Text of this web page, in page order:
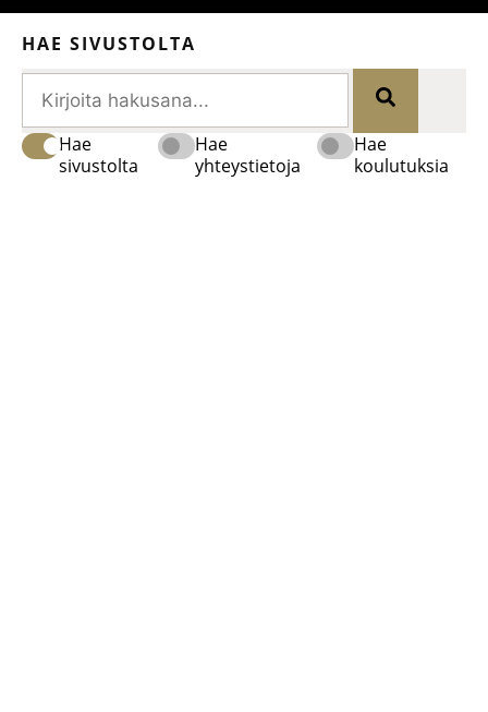
HAE SIVUSTOLTA
Hae
sivustolta
Hae
yhteystietoja
Hae
koulutuksia